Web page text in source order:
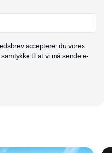
accepterer du vores
til at vi må sende e-